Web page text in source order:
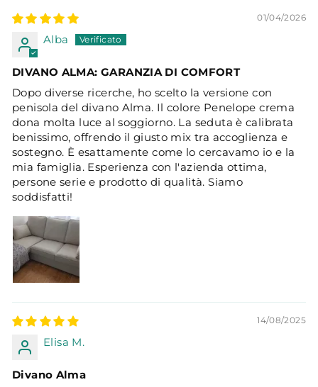
01/04/2026
Alba
DIVANO ALMA: GARANZIA DI COMFORT
​Dopo diverse ricerche, ho scelto la versione con
penisola del divano Alma. Il colore Penelope crema
dona molta luce al soggiorno. La seduta è calibrata
benissimo, offrendo il giusto mix tra accoglienza e
sostegno. È esattamente come lo cercavamo io e la
mia famiglia. Esperienza con l'azienda ottima,
persone serie e prodotto di qualità. Siamo
soddisfatti!
14/08/2025
Elisa M.
Divano Alma